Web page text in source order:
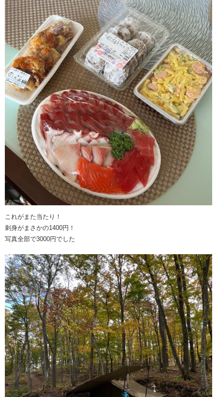
これがまた当たり！
刺身がまさかの1400円！
写真全部で3000円でした